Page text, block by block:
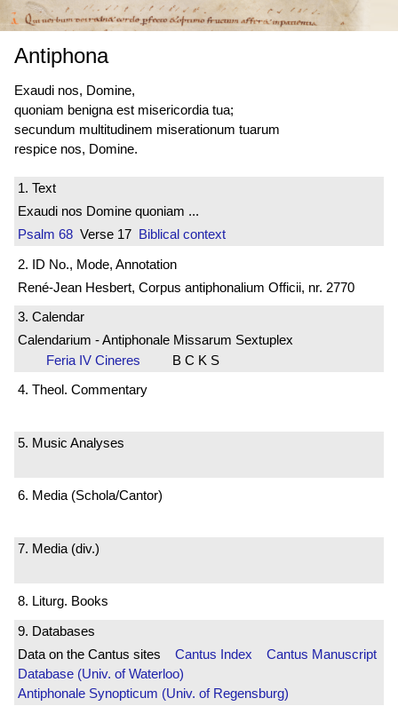
Antiphona
Exaudi nos, Domine,
quoniam benigna est misericordia tua;
secundum multitudinem miserationum tuarum
respice nos, Domine.
1. Text
Exaudi nos Domine quoniam ...
Psalm 68 Verse 17 Biblical context
2. ID No., Mode, Annotation
René-Jean Hesbert, Corpus antiphonalium Officii, nr. 2770
3. Calendar
Calendarium - Antiphonale Missarum Sextuplex
Feria IV Cineres
B C K S
4. Theol. Commentary
5. Music Analyses
6. Media (Schola/Cantor)
7. Media (div.)
8. Liturg. Books
9. Databases
Data on the Cantus sites Cantus Index
Cantus Manuscript
Database (Univ. of Waterloo)
Antiphonale Synopticum (Univ. of Regensburg)